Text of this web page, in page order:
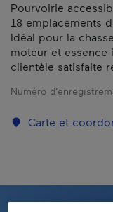
Pourvoirie
18 emplacements
Idéal pour la
moteur et essence
clientèle satisfaite
Numéro
Carte et